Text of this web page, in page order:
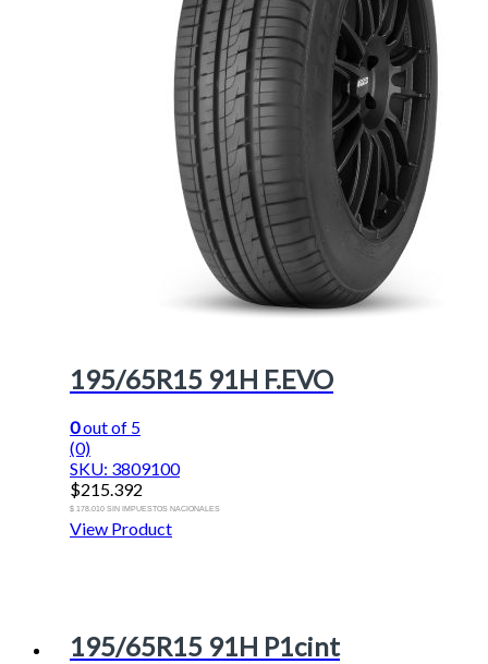
195/65R15 91H F.EVO
0out of 5
(0)
SKU: 3809100
$215.392
$ 178.010 SIN IMPUESTOS NACIONALES
View Product
195/65R15 91H P1cint